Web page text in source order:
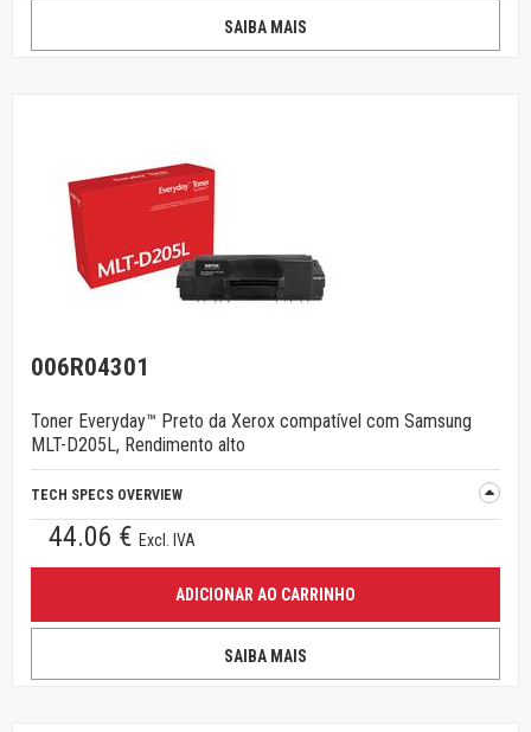
SAIBA MAIS
006R04301
Toner Everyday™ Preto da Xerox compatível com Samsung
MLT-D205L, Rendimento alto
TECH SPECS OVERVIEW
44.06 € Excl. IVA
ADICIONAR AO CARRINHO
SAIBA MAIS